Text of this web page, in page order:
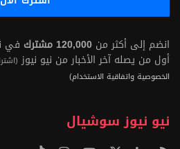
انضم إلى أكثر من 120,000 مشترك
في
أول من يصله آخر الأخبار من نيو نيوز
الخصوصية واتفاقية الاستخدام)
نيو نيوز سوشيال